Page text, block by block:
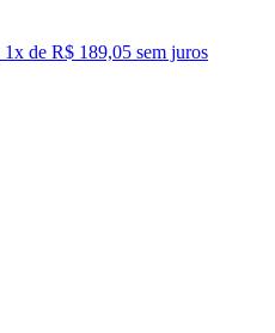
1x de R$ 189,05 sem juros